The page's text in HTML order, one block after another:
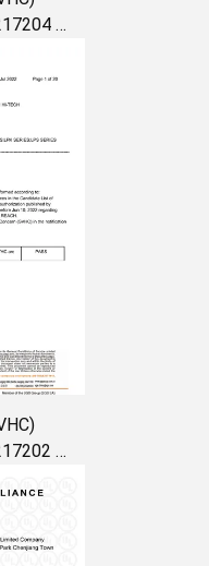
06
05
05